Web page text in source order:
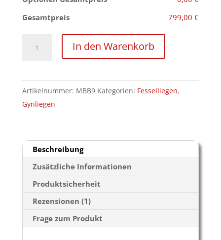
Gesamtpreis
799,00 €
Exigence
In den Warenkorb
Artikelnummer: MBB9 Kategorien: Fesselliegen,
Gynliegen
Beschreibung
Zusätzliche Informationen
Produktsicherheit
Rezensionen (1)
Frage zum Produkt